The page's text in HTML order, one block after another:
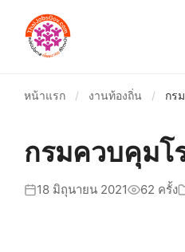
หน้าแรก / งานท้องถิ่น / กร
กรมควบคุมโ
18 มิถุนายน 2021 62 ครั้ง